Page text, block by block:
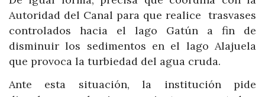
Autoridad del Canal para que realice trasvases
controlados hacia el lago Gatún a fin de
disminuir los sedimentos en el lago Alajuela
que provoca la turbiedad del agua cruda.
Ante esta situación, la institución pide